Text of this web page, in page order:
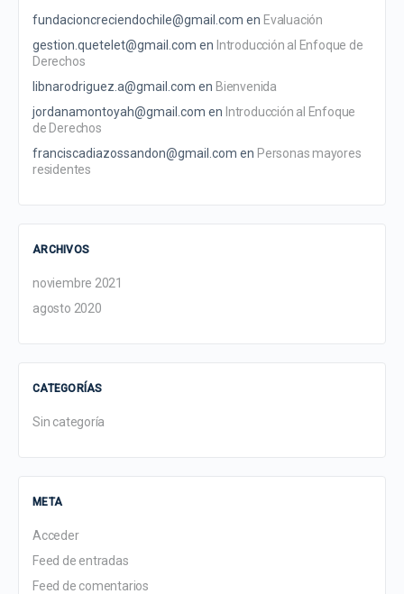
fundacioncreciendochile@gmail.com en Evaluación
gestion.quetelet@gmail.com en Introducción al Enfoque de
Derechos
libnarodriguez.a@gmail.com en Bienvenida
jordanamontoyah@gmail.com en Introducción al Enfoque
de Derechos
franciscadiazossandon@gmail.com en Personas mayores
residentes
ARCHIVOS
noviembre 2021
agosto 2020
CATEGORÍAS
Sin categoría
META
Acceder
Feed de entradas
Feed de comentarios